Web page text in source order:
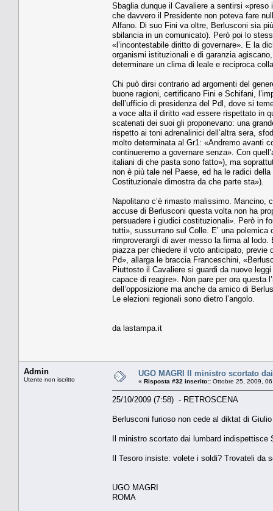
Sbaglia dunque il Cavaliere a sentirsi
che davvero il Presidente non poteva fare
Alfano. Di suo Fini va oltre, Berlusconi sia
sbilancia in un comunicato). Però poi lo
«l’incontestabile diritto di governare». E la
organismi istituzionali e di garanzia
determinare un clima di leale e reciproca
Chi può dirsi contrario ad argomenti del
buone ragioni, certificano Fini e Schifani,
dell’ufficio di presidenza del Pdl, dove si
a voce alta il diritto «ad essere rispettato in
scatenati dei suoi gli proponevano: una
rispetto ai toni adrenalinici dell’altra sera,
molto determinata al Gr1: «Andremo avanti
continueremo a governare senza». Con
italiani di che pasta sono fatto»), ma
non è più tale nel Paese, ed ha le radici
Costituzionale dimostra da che parte sta»).
Napolitano c’è rimasto malissimo. Mancino,
accuse di Berlusconi questa volta non ha
persuadere i giudici costituzionali». Però in
tutti», sussurrano sul Colle. E’ una
rimproverargli di aver messo la firma al
piazza per chiedere il voto anticipato, previe
Pd», allarga le braccia Franceschini,
Piuttosto il Cavaliere si guardi da nuove
capace di reagire». Non pare per ora questa
dell’opposizione ma anche da amico di
Le elezioni regionali sono dietro l’angolo.
da lastampa.it
Admin
Utente non iscritto
UGO MAGRI Il ministro scortato
« Risposta #32 inserito:: Ottobre 25, 2009,
25/10/2009 (7:58) - RETROSCENA
Berlusconi furioso non cede al diktat di
Il ministro scortato dai lumbard indispettisce
Il Tesoro insiste: volete i soldi? Trovateli da
UGO MAGRI
ROMA